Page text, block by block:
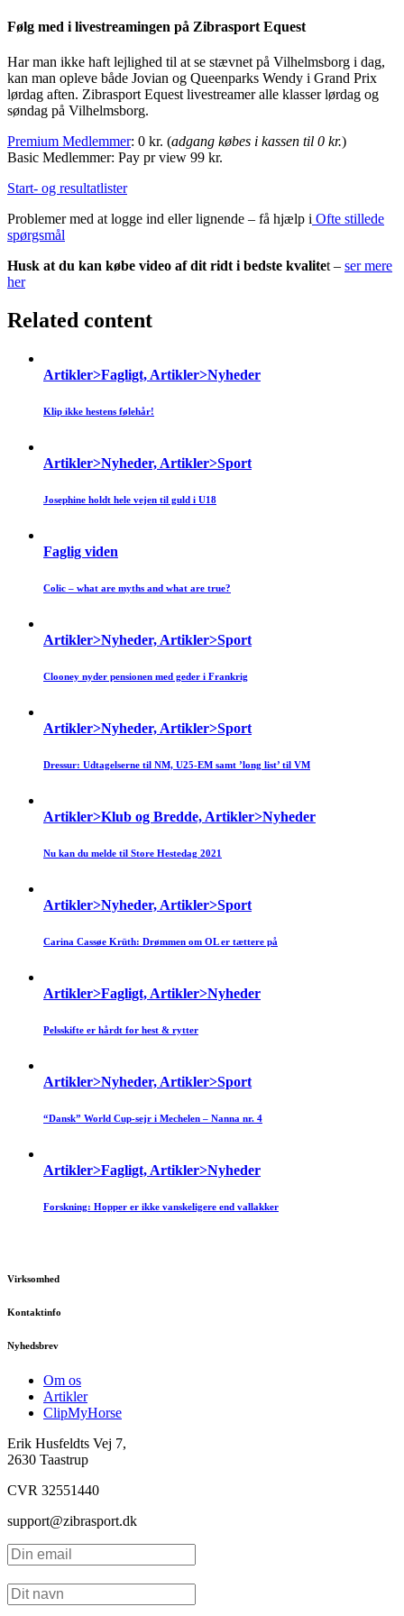
Følg med i livestreamingen på Zibrasport Equest
Har man ikke haft lejlighed til at se stævnet på Vilhelmsborg i dag,
kan man opleve både Jovian og Queenparks Wendy i Grand Prix
lørdag aften. Zibrasport Equest livestreamer alle klasser lørdag og
søndag på Vilhelmsborg.
Premium Medlemmer: 0 kr. (adgang købes i kassen til 0 kr.)
Basic Medlemmer: Pay pr view 99 kr.
Start- og resultatlister
Problemer med at logge ind eller lignende – få hjælp i Ofte stillede
spørgsmål
Husk at du kan købe video af dit ridt i bedste kvalitet – ser mere
her
Related content
Artikler>Fagligt, Artikler>Nyheder
Klip ikke hestens følehår!
Artikler>Nyheder, Artikler>Sport
Josephine holdt hele vejen til guld i U18
Faglig viden
Colic – what are myths and what are true?
Artikler>Nyheder, Artikler>Sport
Clooney nyder pensionen med geder i Frankrig
Artikler>Nyheder, Artikler>Sport
Dressur: Udtagelserne til NM, U25-EM samt ’long list’ til VM
Artikler>Klub og Bredde, Artikler>Nyheder
Nu kan du melde til Store Hestedag 2021
Artikler>Nyheder, Artikler>Sport
Carina Cassøe Krüth: Drømmen om OL er tættere på
Artikler>Fagligt, Artikler>Nyheder
Pelsskifte er hårdt for hest & rytter
Artikler>Nyheder, Artikler>Sport
“Dansk” World Cup-sejr i Mechelen – Nanna nr. 4
Artikler>Fagligt, Artikler>Nyheder
Forskning: Hopper er ikke vanskeligere end vallakker
Virksomhed
Kontaktinfo
Nyhedsbrev
Om os
Artikler
ClipMyHorse
Erik Husfeldts Vej 7,
2630 Taastrup
CVR 32551440
support@zibrasport.dk